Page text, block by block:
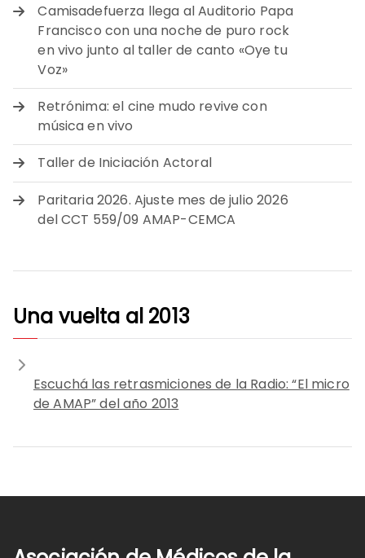
Camisadefuerza llega al Auditorio Papa
Francisco con una noche de puro rock
en vivo junto al taller de canto «Oye tu
Voz»
Retrónima: el cine mudo revive con
música en vivo
Taller de Iniciación Actoral
Paritaria 2026. Ajuste mes de julio 2026
del CCT 559/09 AMAP-CEMCA
Una vuelta al 2013
Escuchá las retrasmiciones de la Radio: “El micro
de AMAP” del año 2013